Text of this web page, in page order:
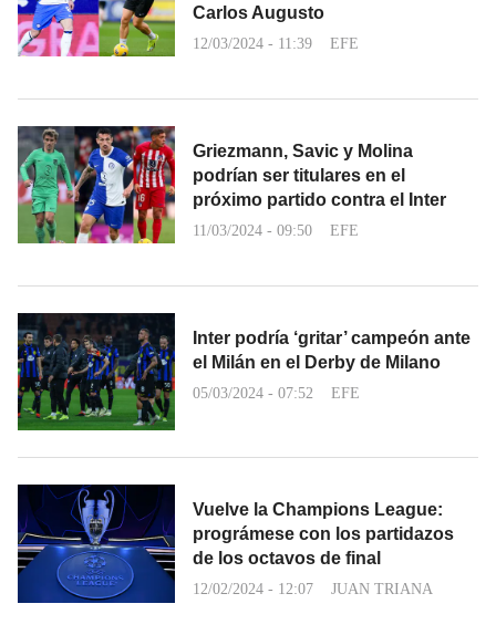
Carlos Augusto
12/03/2024 - 11:39 EFE
Griezmann, Savic y Molina
podrían ser titulares en el
próximo partido contra el Inter
11/03/2024 - 09:50 EFE
Inter podría ‘gritar’ campeón ante
el Milán en el Derby de Milano
05/03/2024 - 07:52 EFE
Vuelve la Champions League:
prográmese con los partidazos
de los octavos de final
12/02/2024 - 12:07 JUAN TRIANA